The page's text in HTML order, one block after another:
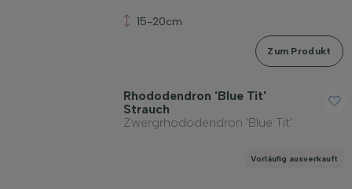
15-20cm
Zum Produkt
Rhododendron 'Blue Tit'
Strauch
Zwergrhododendron 'Blue Tit'
Vorläufig ausverkauft